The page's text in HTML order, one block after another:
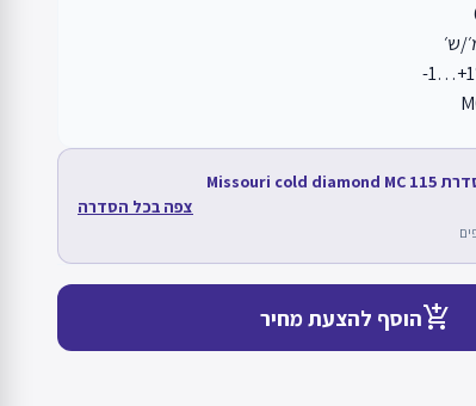
מוצר זה חלק מסדרת Missouri cold diamond MC 115
צפה בכל הסדרה
add_shopping_cartהוסף להצעת מחיר